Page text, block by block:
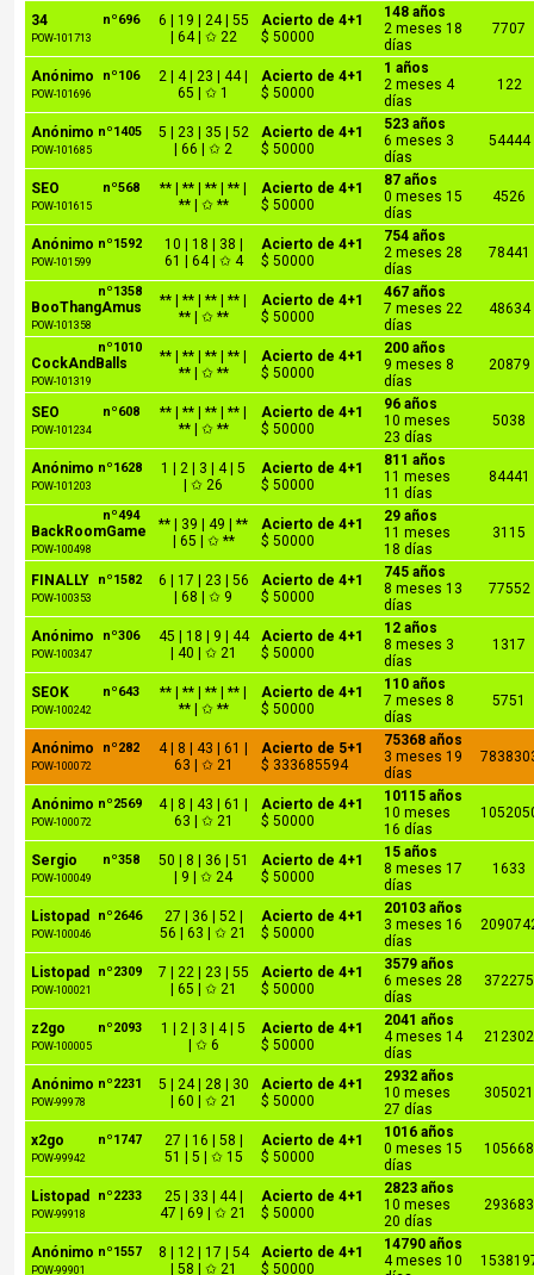
nº696
34
POW-101713
6 | 19 | 24 | 55
| 64 | ✩ 22
Acierto de 4+1
$ 50000
148 años
2 meses 18
días
7707
nº106
Anónimo
POW-101696
2 | 4 | 23 | 44 |
65 | ✩ 1
Acierto de 4+1
$ 50000
1 años
2 meses 4
días
122
nº1405
Anónimo
POW-101685
5 | 23 | 35 | 52
| 66 | ✩ 2
Acierto de 4+1
$ 50000
523 años
6 meses 3
días
54444
nº568
SEO
POW-101615
** | ** | ** | ** |
** | ✩ **
Acierto de 4+1
$ 50000
87 años
0 meses 15
días
4526
nº1592
Anónimo
POW-101599
10 | 18 | 38 |
61 | 64 | ✩ 4
Acierto de 4+1
$ 50000
754 años
2 meses 28
días
78441
nº1358
BooThangAmus
POW-101358
** | ** | ** | ** |
** | ✩ **
Acierto de 4+1
$ 50000
467 años
7 meses 22
días
48634
nº1010
CockAndBalls
POW-101319
** | ** | ** | ** |
** | ✩ **
Acierto de 4+1
$ 50000
200 años
9 meses 8
días
20879
nº608
SEO
POW-101234
** | ** | ** | ** |
** | ✩ **
Acierto de 4+1
$ 50000
96 años
10 meses
23 días
5038
nº1628
Anónimo
POW-101203
1 | 2 | 3 | 4 | 5
| ✩ 26
Acierto de 4+1
$ 50000
811 años
11 meses
11 días
84441
nº494
BackRoomGame
POW-100498
** | 39 | 49 | **
| 65 | ✩ **
Acierto de 4+1
$ 50000
29 años
11 meses
18 días
3115
nº1582
FINALLY
POW-100353
6 | 17 | 23 | 56
| 68 | ✩ 9
Acierto de 4+1
$ 50000
745 años
8 meses 13
días
77552
nº306
Anónimo
POW-100347
45 | 18 | 9 | 44
| 40 | ✩ 21
Acierto de 4+1
$ 50000
12 años
8 meses 3
días
1317
nº643
SEOK
POW-100242
** | ** | ** | ** |
** | ✩ **
Acierto de 4+1
$ 50000
110 años
7 meses 8
días
5751
nº282
Anónimo
POW-100072
4 | 8 | 43 | 61 |
63 | ✩ 21
Acierto de 5+1
$ 333685594
75368 años
3 meses 19
días
nº2569
Anónimo
POW-100072
4 | 8 | 43 | 61 |
63 | ✩ 21
Acierto de 4+1
$ 50000
10115 años
10 meses
16 días
nº358
Sergio
POW-100049
50 | 8 | 36 | 51
| 9 | ✩ 24
Acierto de 4+1
$ 50000
15 años
8 meses 17
días
1633
nº2646
Listopad
POW-100046
27 | 36 | 52 |
56 | 63 | ✩ 21
Acierto de 4+1
$ 50000
20103 años
3 meses 16
días
nº2309
Listopad
POW-100021
7 | 22 | 23 | 55
| 65 | ✩ 21
Acierto de 4+1
$ 50000
3579 años
6 meses 28
días
372275
nº2093
z2go
POW-100005
1 | 2 | 3 | 4 | 5
| ✩ 6
Acierto de 4+1
$ 50000
2041 años
4 meses 14
días
212302
nº2231
Anónimo
POW-99978
5 | 24 | 28 | 30
| 60 | ✩ 21
Acierto de 4+1
$ 50000
2932 años
10 meses
27 días
305021
nº1747
x2go
POW-99942
27 | 16 | 58 |
51 | 5 | ✩ 15
Acierto de 4+1
$ 50000
1016 años
0 meses 15
días
105668
nº2233
Listopad
POW-99918
25 | 33 | 44 |
47 | 69 | ✩ 21
Acierto de 4+1
$ 50000
2823 años
10 meses
20 días
293683
nº1557
Anónimo
POW-99901
8 | 12 | 17 | 54
| 58 | ✩ 21
Acierto de 4+1
$ 50000
14790 años
4 meses 10